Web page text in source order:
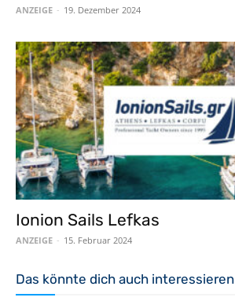
ANZEIGE - 19. Dezember 2024
Ionion Sails Lefkas
ANZEIGE - 15. Februar 2024
Das könnte dich auch interessieren